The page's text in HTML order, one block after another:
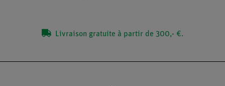
Livraison gratuite à partir de 300,- €.